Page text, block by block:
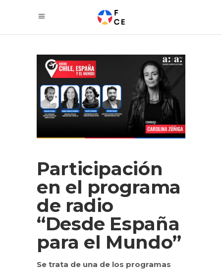
Participación
en el programa
de radio
“Desde España
para el Mundo”
Se trata de una de los programas